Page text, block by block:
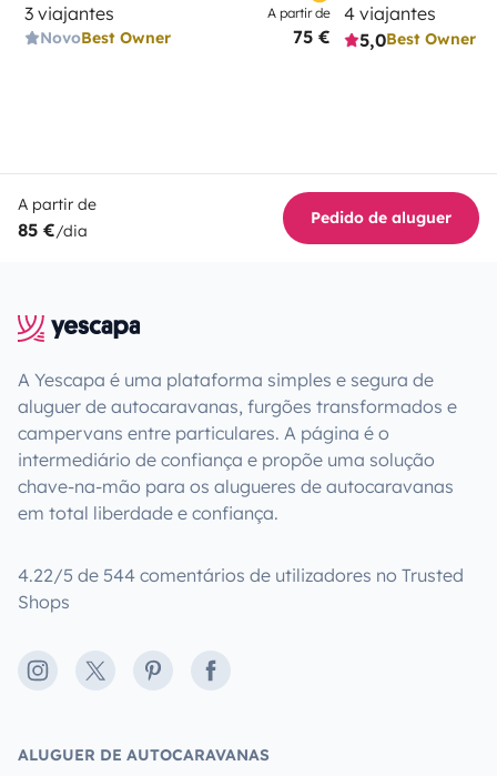
3 viajantes
NovoBest Owner
A partir de
75 €
4 viajantes
5,0Best Owner
A partir de
85 €/dia
Pedido de aluguer
A Yescapa é uma plataforma simples e segura de
aluguer de autocaravanas, furgões transformados e
campervans entre particulares. A página é o
intermediário de confiança e propõe uma solução
chave-na-mão para os alugueres de autocaravanas
em total liberdade e confiança.
4.22/5 de 544 comentários de utilizadores no Trusted
Shops
Instagram
X PinterestFacebook
ALUGUER DE AUTOCARAVANAS